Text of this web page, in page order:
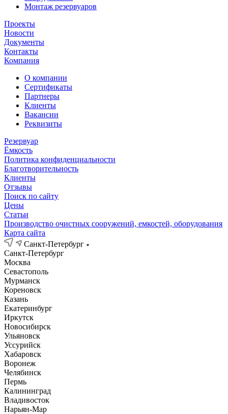
Монтаж резервуаров
Проекты
Новости
Документы
Контакты
Компания
О компании
Сертификаты
Партнеры
Клиенты
Вакансии
Реквизиты
Резервуар
Ёмкость
Политика конфиденциальности
Благотворительность
Клиенты
Отзывы
Поиск по сайту
Цены
Статьи
Производство очистных сооружений, емкостей, оборудования
Карта сайта
Санкт-Петербург
Санкт-Петербург
Москва
Севастополь
Мурманск
Кореновск
Казань
Екатеринбург
Иркутск
Новосибирск
Ульяновск
Уссурийск
Хабаровск
Воронеж
Челябинск
Пермь
Калининград
Владивосток
Нарьян-Мар